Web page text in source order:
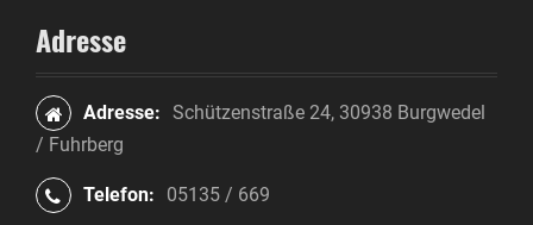
o
n
Adresse
Adresse: Schützenstraße 24, 30938 Burgwedel
/ Fuhrberg
Telefon: 05135 / 669